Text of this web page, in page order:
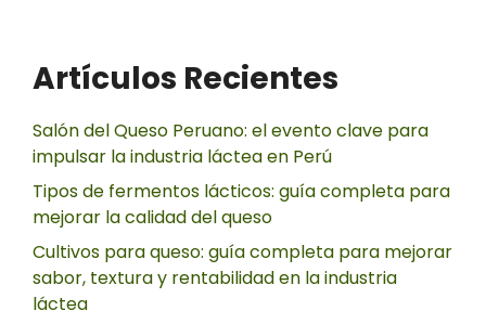
Artículos Recientes
Salón del Queso Peruano: el evento clave para
impulsar la industria láctea en Perú
Tipos de fermentos lácticos: guía completa para
mejorar la calidad del queso
Cultivos para queso: guía completa para mejorar
sabor, textura y rentabilidad en la industria
láctea